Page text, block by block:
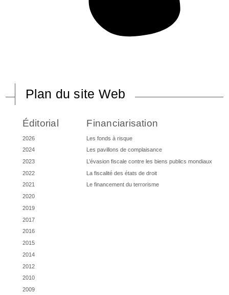
Plan du site Web
Éditorial
2026
2024
2023
2022
2021
2020
2019
2017
2016
2015
2014
2012
2010
2009
Financiarisation
Les fonds à risque
Les pavillons de complaisance
L’évasion fiscale contre les biens publics mondiaux
La fiscalité des états de droit
Le financement du terrorisme